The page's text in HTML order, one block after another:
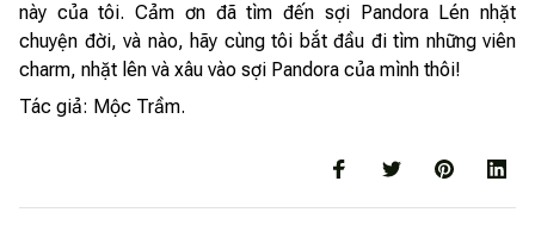
này của tôi. Cảm ơn đã tìm đến sợi Pandora Lén nhặt
chuyện đời, và nào, hãy cùng tôi bắt đầu đi tìm những viên
charm, nhặt lên và xâu vào sợi Pandora của mình thôi!
Tác giả: Mộc Trầm.